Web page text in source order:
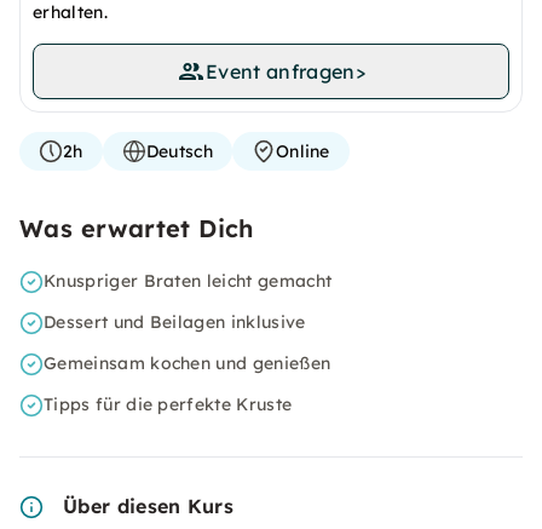
erhalten.
Event anfragen>
2h Deutsch Online
Was erwartet Dich
Knuspriger Braten leicht gemacht
Dessert und Beilagen inklusive
Gemeinsam kochen und genießen
Tipps für die perfekte Kruste
Über diesen Kurs